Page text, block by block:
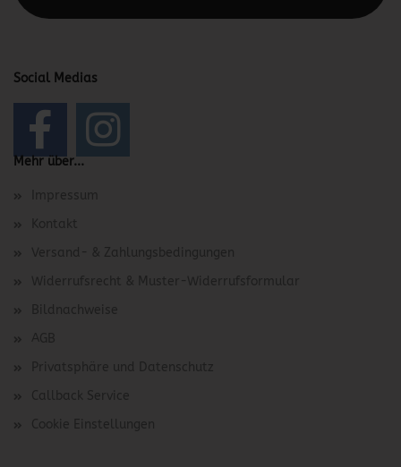
Social Medias
Mehr über...
Impressum
Kontakt
Versand- & Zahlungsbedingungen
Widerrufsrecht & Muster-Widerrufsformular
Bildnachweise
AGB
Privatsphäre und Datenschutz
Callback Service
Cookie Einstellungen